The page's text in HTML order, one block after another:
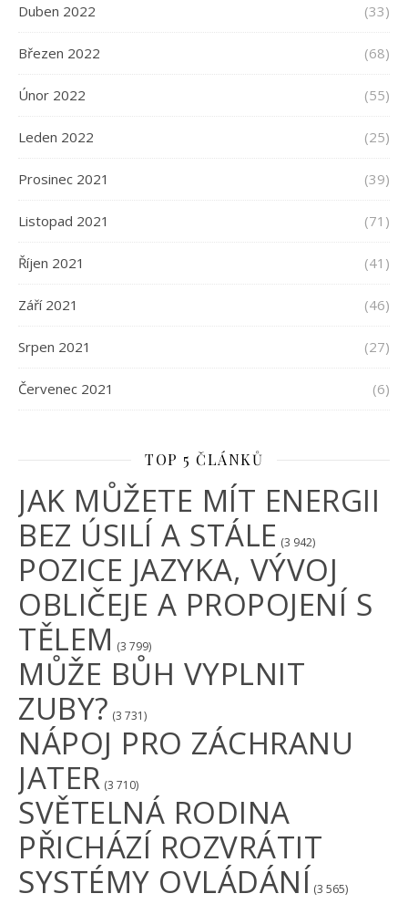
Duben 2022 (33)
Březen 2022 (68)
Únor 2022 (55)
Leden 2022 (25)
Prosinec 2021 (39)
Listopad 2021 (71)
Říjen 2021 (41)
Září 2021 (46)
Srpen 2021 (27)
Červenec 2021 (6)
TOP 5 ČLÁNKŮ
JAK MŮŽETE MÍT ENERGII
BEZ ÚSILÍ A STÁLE (3 942)
POZICE JAZYKA, VÝVOJ
OBLIČEJE A PROPOJENÍ S
TĚLEM (3 799)
MŮŽE BŮH VYPLNIT
ZUBY? (3 731)
NÁPOJ PRO ZÁCHRANU
JATER (3 710)
SVĚTELNÁ RODINA
PŘICHÁZÍ ROZVRÁTIT
SYSTÉMY OVLÁDÁNÍ (3 565)